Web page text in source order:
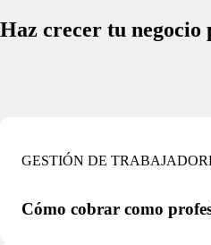
Haz crecer tu negocio
GESTIÓN DE
Cómo cobrar como